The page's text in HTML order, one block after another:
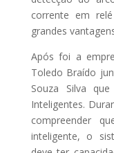
corrente em
grandes
Após foi a
Toledo Braído
Souza Silva
Inteligentes.
compreender
inteligente, o